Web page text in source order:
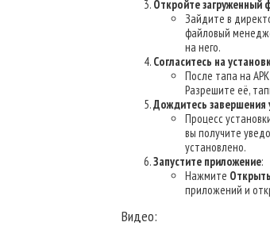
Откройте загруженный
Зайдите в
файловый
на него.
Согласитесь на
После тапа на
Разрешите её,
Дождитесь завершения
Процесс
вы получите
установлено.
Запустите приложение:
Нажмите Открыть
приложений и
Видео: